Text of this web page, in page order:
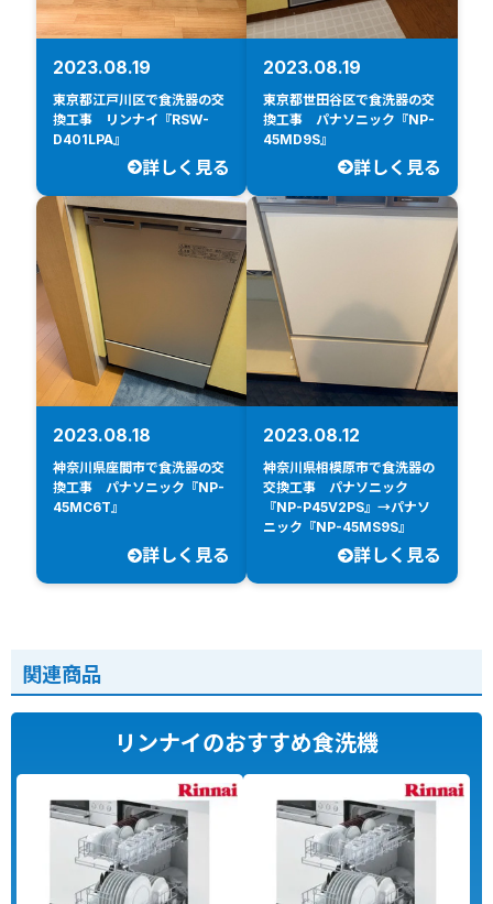
2023.08.19
東京都江戸川区で食洗器の交
換工事 リンナイ『RSW-
D401LPA』
詳しく見る
2023.08.19
東京都世田谷区で食洗器の交
換工事 パナソニック『NP-
45MD9S』
詳しく見る
2023.08.18
神奈川県座間市で食洗器の交
換工事 パナソニック『NP-
45MC6T』
詳しく見る
2023.08.12
神奈川県相模原市で食洗器の
交換工事 パナソニック
『NP-P45V2PS』→パナソ
ニック『NP-45MS9S』
詳しく見る
関連商品
リンナイのおすすめ食洗機